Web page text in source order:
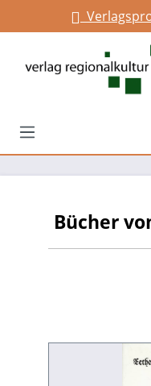
springen
Bücher